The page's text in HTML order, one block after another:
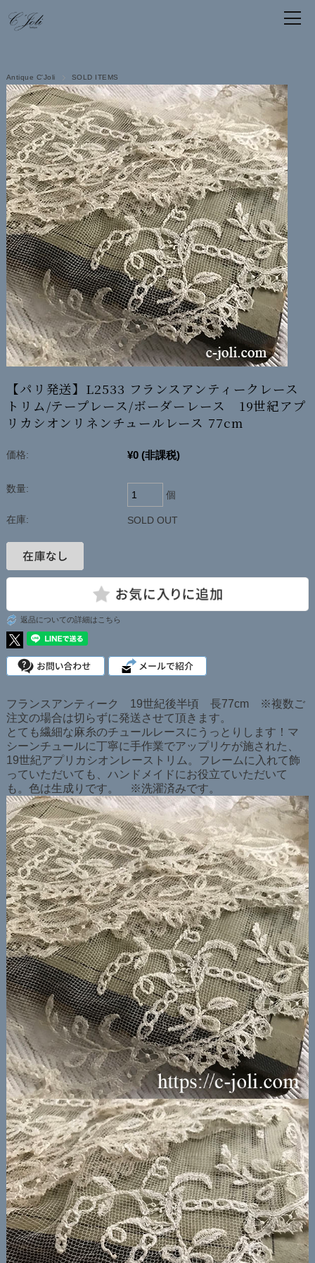
Antique C'Joli SOLD ITEMS
【パリ発送】L2533 フランスアンティークレース
トリム/テープレース/ボーダーレース 19世紀アプ
リカシオンリネンチュールレース 77cm
価格: ¥0 (非課税)
数量:
個
在庫: SOLD OUT
返品についての詳細はこちら
フランスアンティーク 19世紀後半頃 長77cm ※複数ご
注文の場合は切らずに発送させて頂きます。
とても繊細な麻糸のチュールレースにうっとりします！マ
シーンチュールに丁寧に手作業でアップリケが施された、
19世紀アプリカシオンレーストリム。フレームに入れて飾
っていただいても、ハンドメイドにお役立ていただいて
も。色は生成りです。 ※洗濯済みです。